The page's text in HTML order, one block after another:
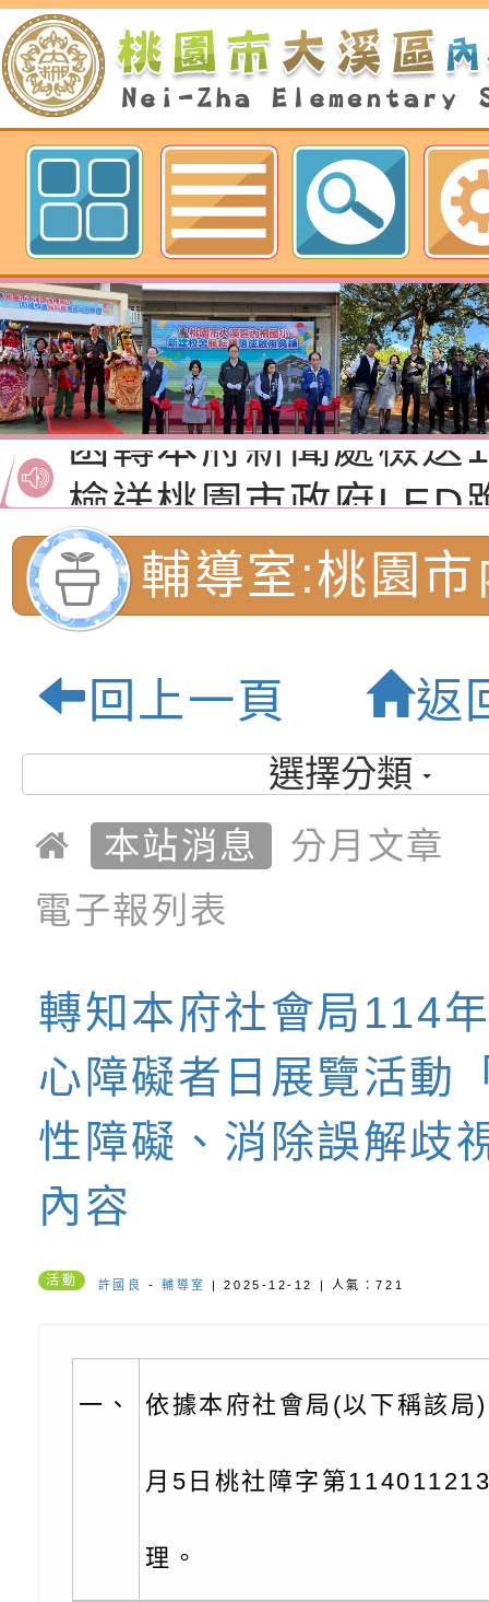
歡迎參觀：桃園市內柵國民小學網
函轉桃園市政府「
性(防空)演習執行計
轉桃園市政府「
（防空）演習－行動
演練」
檢送桃園市政府家庭
「115年度祖孫樂淘
節慶祝活動」海報電
函轉本府新聞處檢送
交通安全宣導標語播
道安宣導影像素材
檢送桃園市政府LED
字稿及LCD託播影片
檢送行政院新聞傳播
月份公共服務政策溝
訊
檢送本市馬祖新村眷
區《植地有聲》主題
有關本市辦理115年
專注力研習營 「正
緒學習與生命教育(
梯次)」
檢送桃園市政府LED
字稿及LCD託播影片
函轉「2026台東博
海報電子檔及活動介
檢送桃園市政府家庭
「小桃家7月課程資
「HELLO新鮮人」
書會」、「親密關係
坊」、「祖孫樂淘桃
徵件活動」海報
有關本局115年「暑
年─青春專案」LED
為配合政府政策宣導
環境
字稿及LCD託播影片
有關桃園市政府家庭
服務資源資訊
檢送桃園市政府LED
字稿及LCD託播影（
函轉有關身心障礙者
（CRPD）第三次國
檢送行政院新聞傳播
訊
辦理「115年度促進
緒學習知能研習」
檢送桃園市政府LED
字稿及LCD託播影片
函轉有關本府新聞處
6月交通安全宣導標
份及道安宣導影像素
有關「115年各賣場
設置防災(颱)專區」
信誼基金會於6／27
0-8歲抗過敏照護指
字稿及LCD託播影片
檢送桃園市政府家庭
輔導室:桃園
民小學-優質
回上一頁 返
選擇分類
本站消息
分月文章
電子報列表
轉知本府社會局114
心障礙者日展覽活動
性障礙、消除誤解歧
內容
活動 許國良 -輔導室 | 2025-12-12 | 人氣：721
一、 依據本府社會局(以下稱該局
月5日桃社障字第
理。